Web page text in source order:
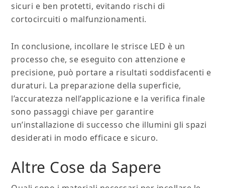
sicuri e ben protetti, evitando rischi di
cortocircuiti o malfunzionamenti.
In conclusione, incollare le strisce LED è un
processo che, se eseguito con attenzione e
precisione, può portare a risultati soddisfacenti e
duraturi. La preparazione della superficie,
l’accuratezza nell’applicazione e la verifica finale
sono passaggi chiave per garantire
un’installazione di successo che illumini gli spazi
desiderati in modo efficace e sicuro.
Altre Cose da Sapere